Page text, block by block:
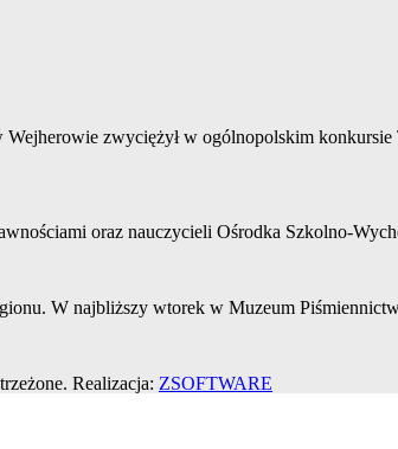
Wejherowie zwyciężył w ogólnopolskim
oraz nauczycieli Ośrodka Szkolno-
W najbliższy wtorek w Muzeum
Realizacja: ZSOFTWARE